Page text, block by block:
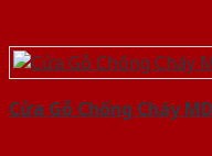
Cửa Gỗ Chống Cháy